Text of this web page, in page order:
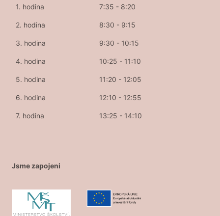
1. hodina 7:35 - 8:20
2. hodina 8:30 - 9:15
3. hodina 9:30 - 10:15
4. hodina 10:25 - 11:10
5. hodina 11:20 - 12:05
6. hodina 12:10 - 12:55
7. hodina 13:25 - 14:10
Jsme zapojeni